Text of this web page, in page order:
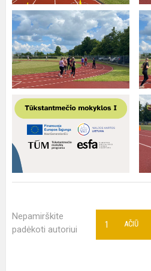
Nepamirškite
padėkoti autoriui
AČIŪ
1